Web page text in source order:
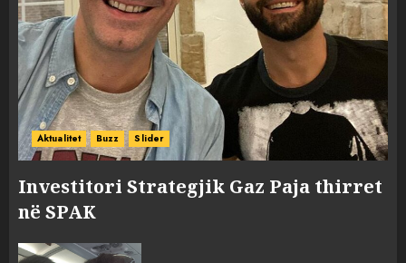
Aktualitet Buzz Slider
Investitori Strategjik Gaz Paja thirret
në SPAK